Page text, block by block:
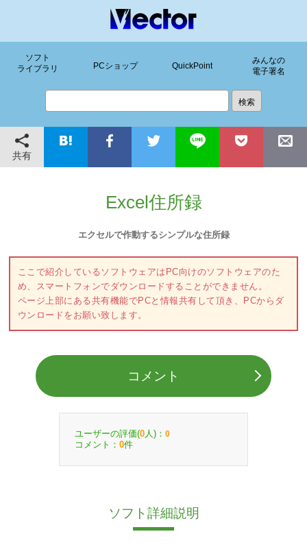
ソフト
ライブラリ
PCショップ QuickPoint
みんなの
電子署名
共有
Excel住所録
エクセルで作動するシンプルな住所録
ここで紹介しているソフトウェアはPC向けのソフトウェアのた
め、スマートフォンでダウンロードすることができません。
ページ上部にある共有機能でPCと情報共有して頂き、PCからダ
ウンロードをお願い致します。
コメント
ユーザーの評価(0 人)： 0
コメント： 0件
ソフト詳細説明